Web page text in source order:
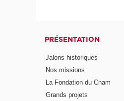
PRÉSENTATION
Jalons historiques
Nos missions
La Fondation du Cnam
Grands projets